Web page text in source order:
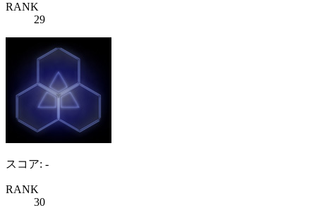
RANK
29
スコア: -
RANK
30